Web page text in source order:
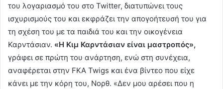
του λογαριασμό του στο Twitter, διατυπώνει τους
ισχυρισμούς του και εκφράζει την απογοήτευσή του για
τη σχέση του με τα παιδιά του και την οικογένεια
Καρντάσιαν. «Η Κιμ Καρντάσιαν είναι μαστροπός»,
γράφει σε πρώτη του ανάρτηση, ενώ στη συνέχεια,
αναφέρεται στην FKA Twigs και ένα βίντεο που είχε
κάνει με την κόρη του, Νορθ. «Δεν μου αρέσει που η